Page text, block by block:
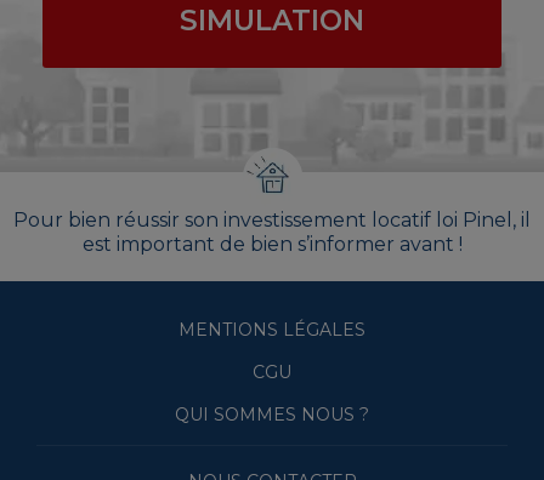
SIMULATION
Pour bien réussir son investissement locatif loi Pinel, il
est important de bien s’informer avant !
MENTIONS LÉGALES
CGU
QUI SOMMES NOUS ?